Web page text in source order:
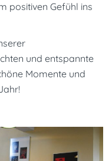
positiven Gefühl ins
und entspannte
Momente und